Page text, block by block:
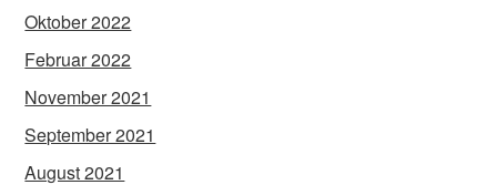
Oktober 2022
Februar 2022
November 2021
September 2021
August 2021